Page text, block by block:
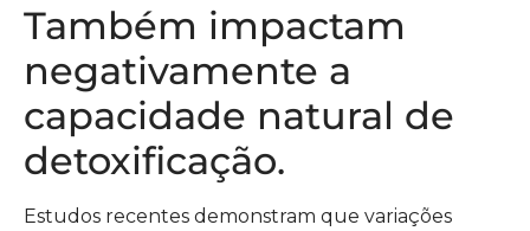
Também impactam
negativamente a
capacidade natural de
detoxificação.
Estudos recentes demonstram que variações